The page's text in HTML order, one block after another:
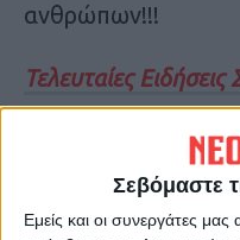
Σεβόμαστε
Εμείς και οι συνεργάτες
ανθρώπων!!!
Τελευταίες
ΑΓΩΝ στο
Όλες οι